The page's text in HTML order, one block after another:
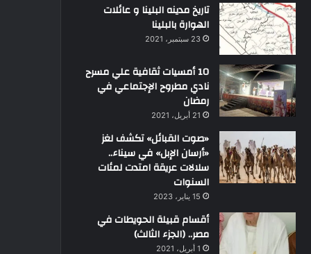
تاريخ مدينه البلينا و عائلات
الهوارة بالبلينا
23 سبتمبر، 2021
10 أمسيات ثقافية علي مسرح
نادي مطروح الإجتماعي في
رمضان
21 أبريل، 2021
«صوت القبائل» تكشف لغز
«أرسان الإبل» في سيناء..
سلالات عريقة امتدت لمئات
السنوات
15 يناير، 2023
أقسام قبيلة الحويطات في
مصر.. (الجزء الثالث)
1 أبريل، 2021